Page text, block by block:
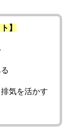
】
気を活かす